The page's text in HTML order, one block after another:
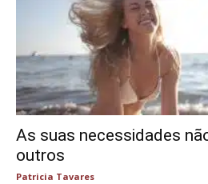
As suas necessidades
outros
Patricia Tavares